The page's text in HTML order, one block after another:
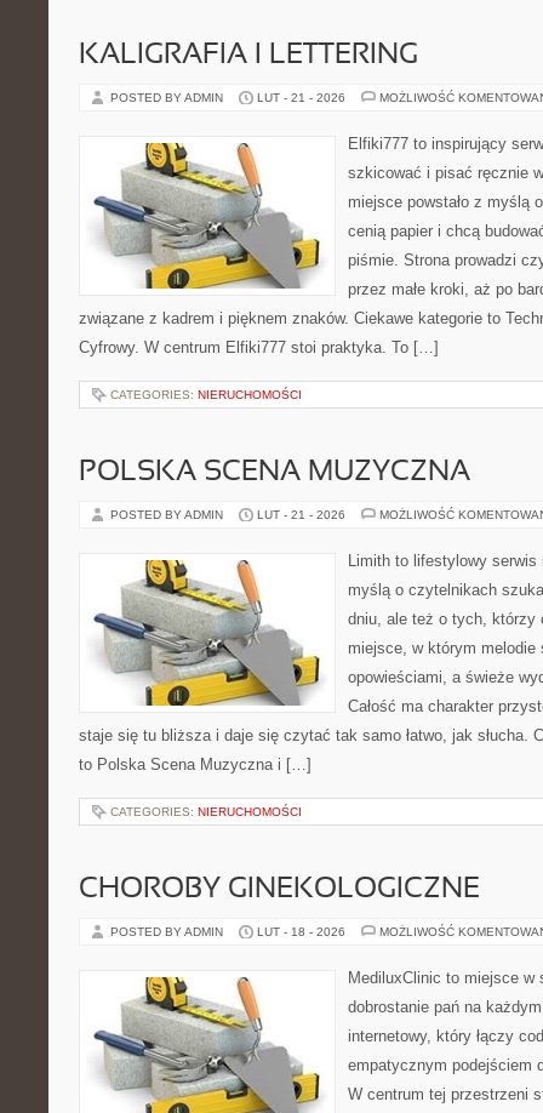
KALIGRAFIA I LETTERING
POSTED BY ADMIN LUT - 21 - 2026 MOŻLIWOŚĆ
Elfiki777 to inspirujący
szkicować i pisać ręcznie
miejsce powstało z myślą
cenią papier i chcą
piśmie. Strona prowadzi
przez małe kroki, aż po
związane z kadrem i pięknem znaków. Ciekawe kategorie to
Cyfrowy. W centrum Elfiki777 stoi praktyka. To […]
CATEGORIES: NIERUCHOMOŚCI
POLSKA SCENA MUZYCZNA
POSTED BY ADMIN LUT - 21 - 2026 MOŻLIWOŚĆ
Limith to lifestylowy
myślą o czytelnikach
dniu, ale też o tych, którzy
miejsce, w którym melodie
opowieściami, a świeże
Całość ma charakter
staje się tu bliższa i daje się czytać tak samo łatwo, jak słucha.
to Polska Scena Muzyczna i […]
CATEGORIES: NIERUCHOMOŚCI
CHOROBY GINEKOLOGICZNE
POSTED BY ADMIN LUT - 18 - 2026 MOŻLIWOŚĆ
MediluxClinic to miejsce
dobrostanie pań na
internetowy, który łączy
empatycznym podejściem
W centrum tej przestrzeni